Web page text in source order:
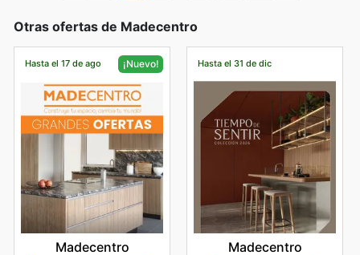
Otras ofertas de Madecentro
Hasta el 17 de ago ¡Nuevo!
Madecentro
Hasta el 31 de dic
Madecentro